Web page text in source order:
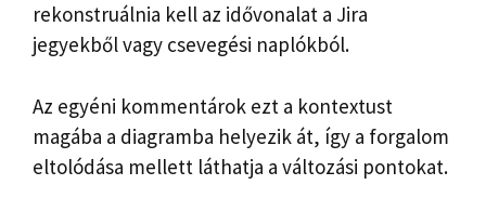
rekonstruálnia kell az idővonalat a Jira
jegyekből vagy csevegési naplókból.
Az egyéni kommentárok ezt a kontextust
magába a diagramba helyezik át, így a forgalom
eltolódása mellett láthatja a változási pontokat.